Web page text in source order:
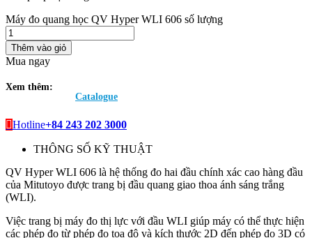
Máy đo quang học QV Hyper WLI 606 số lượng
Thêm vào giỏ
Mua ngay
Xem thêm:
Catalogue
Hotline+84 243 202 3000
THÔNG SỐ KỸ THUẬT
QV Hyper WLI 606 là hệ thống đo hai đầu chính xác cao hàng đầu
của Mitutoyo được trang bị đầu quang giao thoa ánh sáng trắng
(WLI).
Việc trang bị máy đo thị lực với đầu WLI giúp máy có thể thực hiện
các phép đo từ phép đo tọa độ và kích thước 2D đến phép đo 3D có